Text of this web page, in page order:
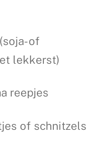
of
lekkerst)
reepjes
of schnitzels